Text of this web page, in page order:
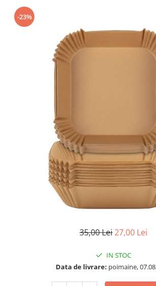
-23%
35,00 Lei27,00 Lei
IN STOC
Data de livrare: poimaine,